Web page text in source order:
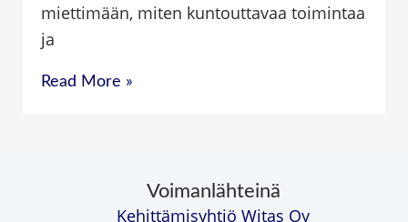
miettimään, miten kuntouttavaa toimintaa
ja
niin
vaikeaa”
Read More »
Voimanlähteinä
Kehittämisyhtiö Witas Oy